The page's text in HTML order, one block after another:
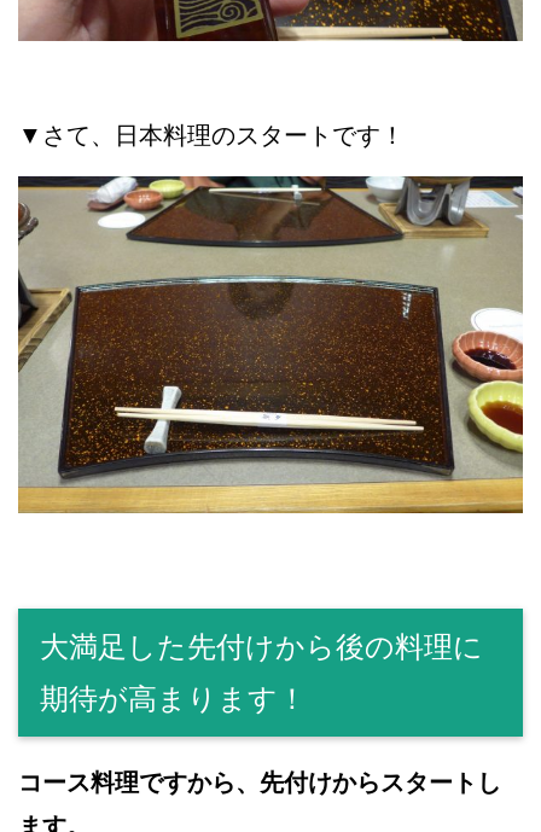
▼さて、日本料理のスタートです！
大満足した先付けから後の料理に
期待が高まります！
コース料理ですから、先付けからスタートし
ます。